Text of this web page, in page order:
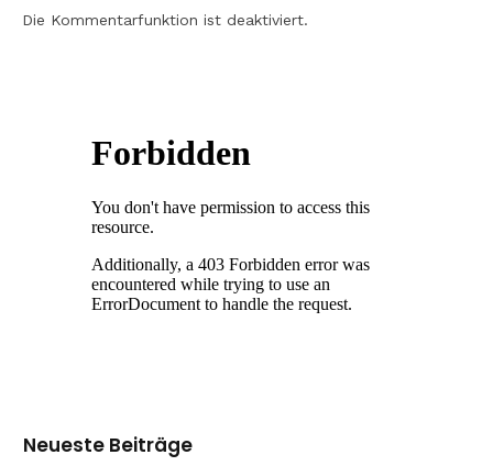
Die Kommentarfunktion ist deaktiviert.
Neueste Beiträge